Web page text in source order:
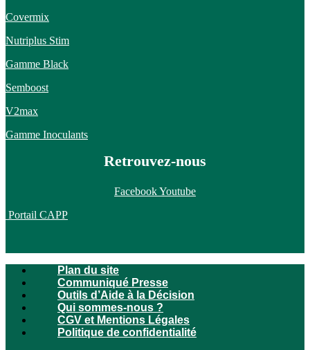
Covermix
Nutriplus Stim
Gamme Black
Semboost
V2max
Gamme Inoculants
Retrouvez-nous
FacebookYoutube
Portail CAPP
Plan du site
Communiqué Presse
Outils d’Aide à la Décision
Qui sommes-nous ?
CGV et Mentions Légales
Politique de confidentialité